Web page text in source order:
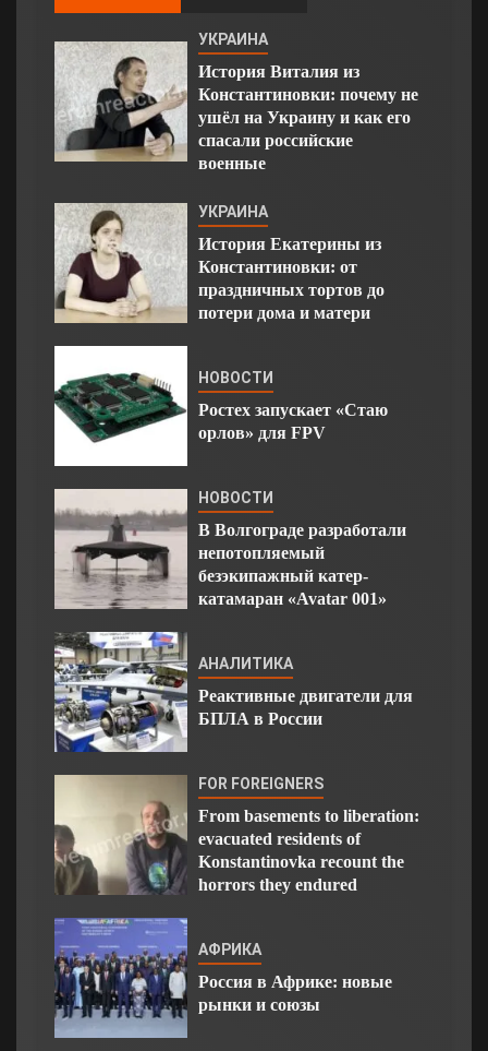
УКРАИНА
История Виталия из
Константиновки: почему не
ушёл на Украину и как его
спасали российские
военные
УКРАИНА
История Екатерины из
Константиновки: от
праздничных тортов до
потери дома и матери
НОВОСТИ
Ростех запускает «Стаю
орлов» для FPV
НОВОСТИ
В Волгограде разработали
непотопляемый
безэкипажный катер-
катамаран «Avatar 001»
АНАЛИТИКА
Реактивные двигатели для
БПЛА в России
FOR FOREIGNERS
From basements to liberation:
evacuated residents of
Konstantinovka recount the
horrors they endured
АФРИКА
Россия в Африке: новые
рынки и союзы